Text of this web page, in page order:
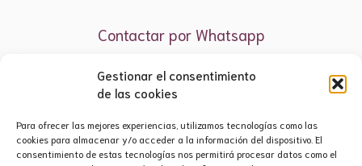
Gestionar el consentimiento
de las cookies
Para ofrecer las mejores experiencias, utilizamos tecnologías como las
cookies para almacenar y/o acceder a la información del dispositivo. El
consentimiento de estas tecnologías nos permitirá procesar datos como el
Contactar por Whatsapp